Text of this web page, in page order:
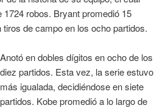
robos. Bryant promedió 15
de campo en los ocho partidos.
Anotó en dobles dígitos en ocho de los
diez partidos. Esta vez, la serie estuvo
más igualada, decidiéndose en siete
partidos. Kobe promedió a lo largo de